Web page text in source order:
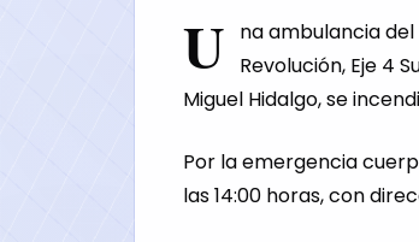
U
na ambulancia del
Revolución, Eje 4
Miguel Hidalgo, se
Por la emergencia
las 14:00 horas, con